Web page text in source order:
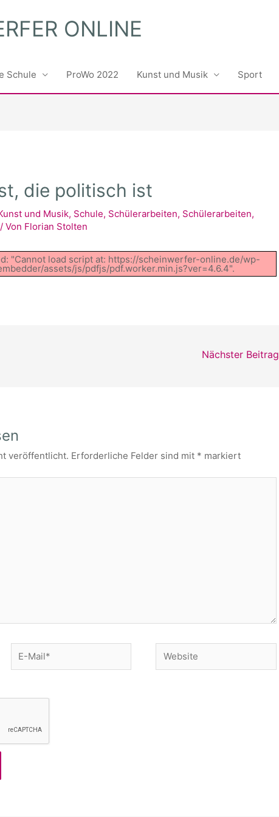
ONLINE
Schule ProWo 2022 Kunst und Musik Sport
die politisch ist
und Musik, Schule, Schülerarbeiten, Schülerarbeiten,
/ Von Florian Stolten
"Cannot load script at: https://scheinwerfer-online.de/wp-
assets/js/pdfjs/pdf.worker.min.js?ver=4.6.4".
Nächster Beitrag
veröffentlicht. Erforderliche Felder sind mit * markiert
E-
Mail*
Website